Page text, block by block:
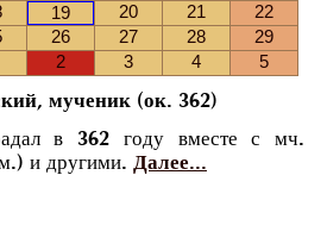
19 20 21
22
26 27 28
29
2 3 4 5
мученик (ок. 362)
в 362 году вместе с мч.
и другими. Далее...